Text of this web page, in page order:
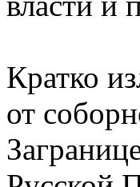
Кратко
от